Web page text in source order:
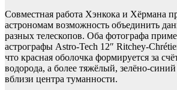
Совместная работа Хэнкока и Хёрмана
астрономам возможность объединить
разных телескопов. Оба фотографа
астрографы Astro-Tech 12″ Ritchey-
что красная оболочка формируется за
водорода, а более тяжёлый, зелёно-
вблизи центра туманности.